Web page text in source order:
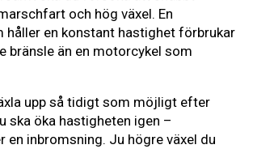
och hög växel. En
håller en konstant hastighet förbrukar
bränsle än en motorcykel som
upp så tidigt som möjligt efter
ska öka hastigheten igen –
en inbromsning. Ju högre växel du